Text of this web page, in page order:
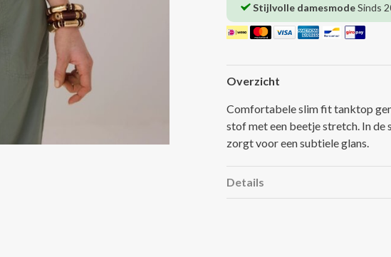
Stijlvolle damesmodeSinds
Overzicht
Comfortabele slim fit tanktop
stof met een beetje stretch. In
zorgt voor een subtiele glans.
Details